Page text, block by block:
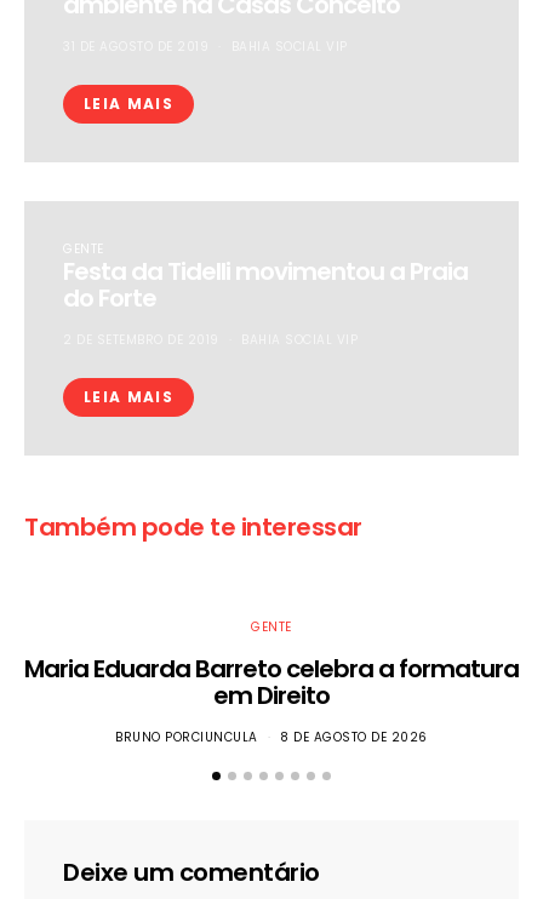
LEIA MAIS
GENTE
Festa da Tidelli movimentou a Praia
do Forte
LEIA MAIS
Também pode te interessar
GENTE
Maria Eduarda Barreto celebra a formatura
em Direito
BRUNO PORCIUNCULA 8 DE AGOSTO DE 2026
Deixe um comentário